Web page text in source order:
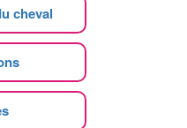
cheval